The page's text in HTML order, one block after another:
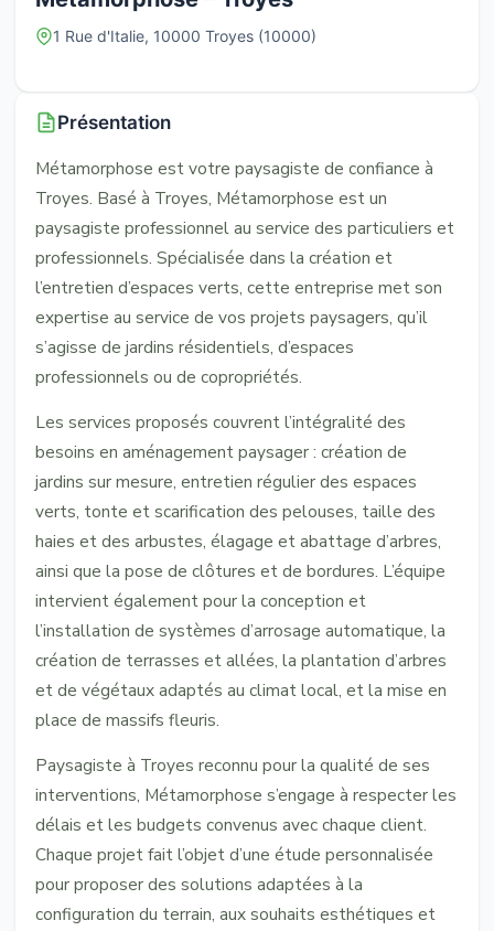
1 Rue d'Italie, 10000 Troyes (10000)
Présentation
Métamorphose est votre paysagiste de confiance à
Troyes. Basé à Troyes, Métamorphose est un
paysagiste professionnel au service des particuliers et
professionnels. Spécialisée dans la création et
l’entretien d’espaces verts, cette entreprise met son
expertise au service de vos projets paysagers, qu’il
s’agisse de jardins résidentiels, d’espaces
professionnels ou de copropriétés.
Les services proposés couvrent l’intégralité des
besoins en aménagement paysager : création de
jardins sur mesure, entretien régulier des espaces
verts, tonte et scarification des pelouses, taille des
haies et des arbustes, élagage et abattage d’arbres,
ainsi que la pose de clôtures et de bordures. L’équipe
intervient également pour la conception et
l’installation de systèmes d’arrosage automatique, la
création de terrasses et allées, la plantation d’arbres
et de végétaux adaptés au climat local, et la mise en
place de massifs fleuris.
Paysagiste à Troyes reconnu pour la qualité de ses
interventions, Métamorphose s’engage à respecter les
délais et les budgets convenus avec chaque client.
Chaque projet fait l’objet d’une étude personnalisée
pour proposer des solutions adaptées à la
configuration du terrain, aux souhaits esthétiques et